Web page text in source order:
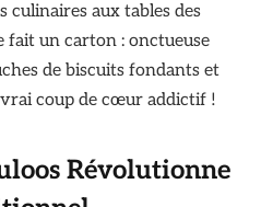
culinaires aux tables des
fait un carton : onctueuse
de biscuits fondants et
coup de cœur addictif !
Révolutionne